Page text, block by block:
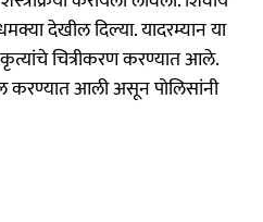
देखील दिल्या. यादरम्यान या
चित्रीकरण करण्यात आले.
करण्यात आली असून पोलिसांनी